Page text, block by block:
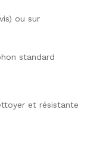
ou sur
standard
et résistante